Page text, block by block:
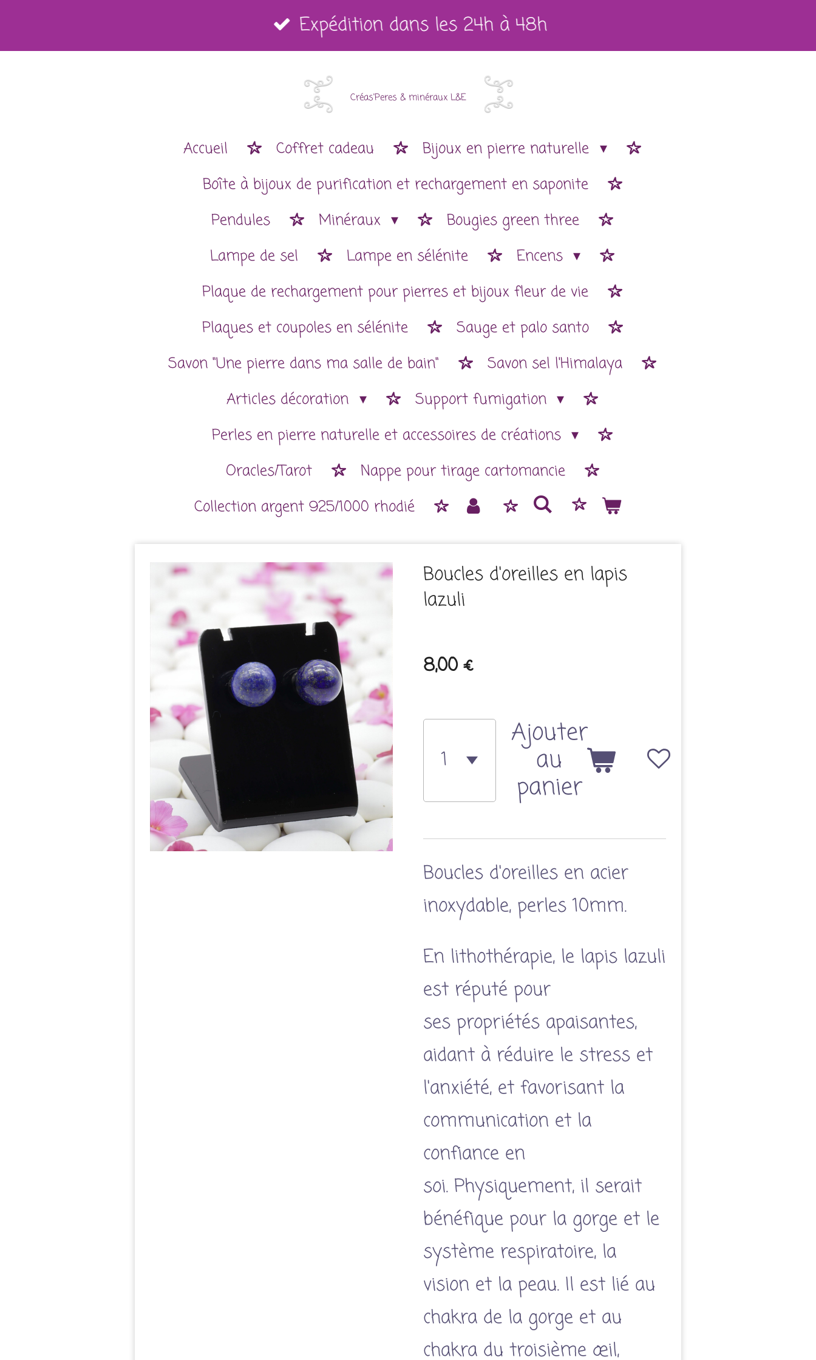
au
Expédition dans les 24h à 48h
Créas'Peres & minéraux L&E
Accueil Coffret cadeau
Bijoux en pierre naturelle
Boîte à bijoux de purification et rechargement en saponite
Pendules
Minéraux
Bougies green three
Lampe de sel
Lampe en sélénite
Encens
Plaque de rechargement pour pierres et bijoux fleur de vie
Plaques et coupoles en sélénite
Sauge et palo santo
Savon "Une pierre dans ma salle de bain"
Savon sel l'Himalaya
Articles décoration
Support fumigation
Perles en pierre naturelle et accessoires de créations
Oracles/Tarot
Nappe pour tirage cartomancie
Collection argent 925/1000 rhodié
Boucles d'oreilles en lapis
lazuli
8,00 €
Ajouter
au
panier
Boucles d'oreilles en acier
inoxydable, perles 10mm.
En lithothérapie, le lapis lazuli
est réputé pour
ses propriétés apaisantes,
aidant à réduire le stress et
l'anxiété, et favorisant la
communication et la
confiance en
soi. Physiquement, il serait
bénéfique pour la gorge et le
système respiratoire, la
vision et la peau. Il est lié au
chakra de la gorge et au
chakra du troisième œil,